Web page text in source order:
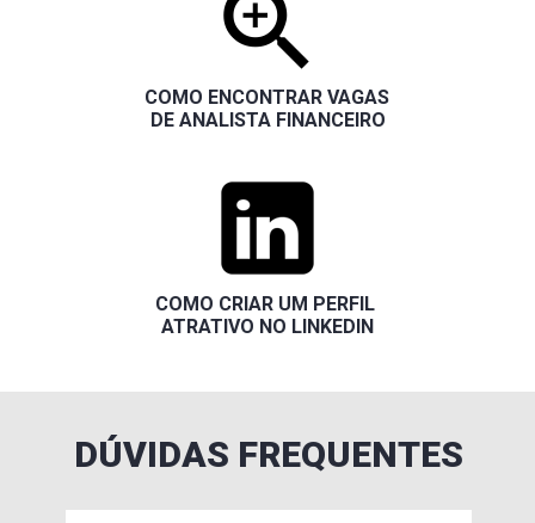
COMO ENCONTRAR VAGAS
DE ANALISTA FINANCEIRO
COMO CRIAR UM PERFIL
ATRATIVO NO LINKEDIN
DÚVIDAS FREQUENTES